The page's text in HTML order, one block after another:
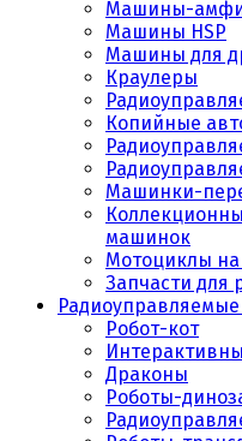
Машины-
Машины HSP
Машины для
Краулеры
Копийные
Машинки-
машинок
Мотоциклы
Запчасти для
Робот-кот
Драконы
Роботы-